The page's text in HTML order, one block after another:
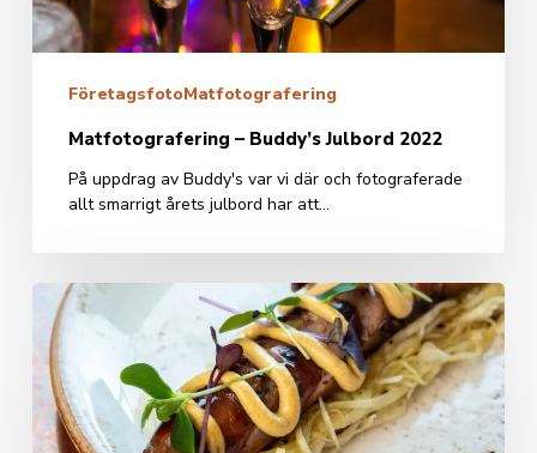
FöretagsfotoMatfotografering
Matfotografering – Buddy’s Julbord 2022
På uppdrag av Buddy's var vi där och fotograferade
allt smarrigt årets julbord har att…
Matfotografering
hos
Buddy’s